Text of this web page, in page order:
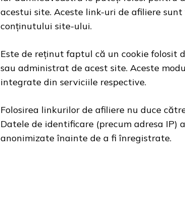
acestui site. Aceste link-uri de afiliere
conținutului site-ului.
Este de reținut faptul că un cookie folosit
sau administrat de acest site. Aceste
integrate din serviciile respective.
Folosirea linkurilor de afiliere nu duce
Datele de identificare (precum adresa
anonimizate înainte de a fi înregistrate.